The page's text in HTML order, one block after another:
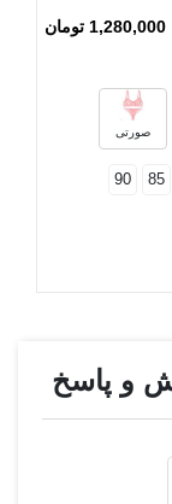
کالباسی
1,280,000 تومان
صورتی
85
90
و پاسخ